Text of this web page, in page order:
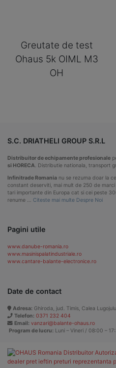
Greutate de test
Ohaus 5k OIML M3
OH
S.C. DRIATHELI GROUP S.R.L
Distribuitor de echipamente profesionale
si HORECA . Distributie nationala, transport
Infinitrade Romania nu se rezuma doar la
constant deserviti, mai mult de 250 de
tari importante din Europa cat si cei peste
renume … Citeste mai multe Despre Noi
Pagini utile
www.danube-romania.ro
www.masinispalatindustriale.ro
www.cantare-balante-electronice.ro
Date de contact
Adresa: Ghiroda, jud. Timis, Calea
Telefon: 0371 232 404
Email: vanzari@balante-ohaus.ro
Program de lucru: Luni – Vineri / 08:00 –